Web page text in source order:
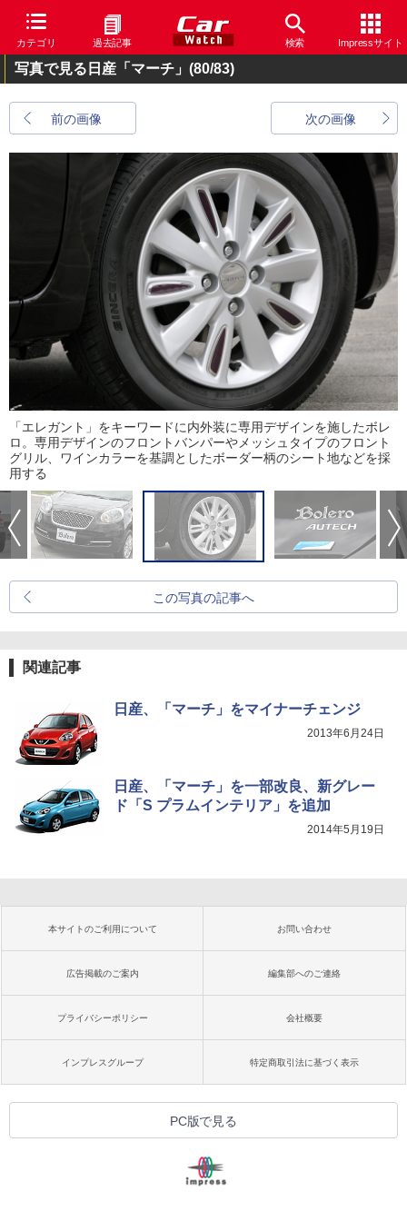
カテゴリ 過去記事 検索 Impressサイト
写真で見る日産「マーチ」 (80/83)
前の画像 次の画像
「エレガント」をキーワードに内外装に専用デザインを施したボレ
ロ。専用デザインのフロントバンパーやメッシュタイプのフロント
グリル、ワインカラーを基調としたボーダー柄のシート地などを採
用する
この写真の記事へ
関連記事
日産、「マーチ」をマイナーチェンジ
2013年6月24日
日産、「マーチ」を一部改良、新グレー
ド「S プラムインテリア」を追加
2014年5月19日
本サイトのご利用について お問い合わせ
広告掲載のご案内 編集部へのご連絡
プライバシーポリシー 会社概要
インプレスグループ 特定商取引法に基づく表示
PC版で見る